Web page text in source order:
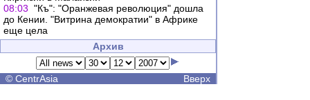
08:03 "Къ": "Оранжевая революция" дошла
до Кении. "Витрина демократии" в Африке
еще цела
Архив
© CentrAsia Вверх